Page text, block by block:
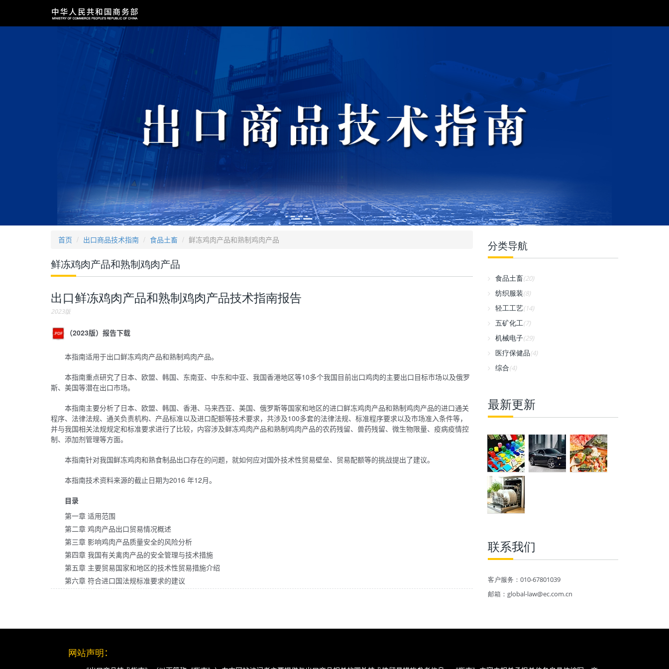
首页 出口商品技术指南 食品土畜 鲜冻鸡肉产品和熟制鸡肉产品
鲜冻鸡肉产品和熟制鸡肉产品
出口鲜冻鸡肉产品和熟制鸡肉产品技术指南报告
2023版
（2023版）报告下载
本指南适用于出口鲜冻鸡肉产品和熟制鸡肉产品。
本指南重点研究了日本、欧盟、韩国、东南亚、中东和中亚、我国香港地区等10多个我国目前出口鸡肉的主要出口目标市场以及俄罗
斯、美国等潜在出口市场。
本指南主要分析了日本、欧盟、韩国、香港、马来西亚、美国、俄罗斯等国家和地区的进口鲜冻鸡肉产品和熟制鸡肉产品的进口通关
程序、法律法规、通关负责机构、产品标准以及进口配额等技术要求，共涉及100多套的法律法规、标准程序要求以及市场准入条件等，
并与我国相关法规规定和标准要求进行了比较，内容涉及鲜冻鸡肉产品和熟制鸡肉产品的农药残留、兽药残留、微生物限量、疫病疫情控
制、添加剂管理等方面。
本指南针对我国鲜冻鸡肉和熟食制品出口存在的问题，就如何应对国外技术性贸易壁垒、贸易配额等的挑战提出了建议。
本指南技术资料来源的截止日期为2016 年12月。
目录
第一章 适用范围
第二章 鸡肉产品出口贸易情况概述
第三章 影响鸡肉产品质量安全的风险分析
第四章 我国有关禽肉产品的安全管理与技术措施
第五章 主要贸易国家和地区的技术性贸易措施介绍
第六章 符合进口国法规标准要求的建议
分类导航
食品土畜(20)
纺织服装(8)
轻工工艺(14)
五矿化工(7)
机械电子(29)
医疗保健品(4)
综合(4)
最新更新
联系我们
客户服务：010-67801039
邮箱：global-law@ec.com.cn
网站声明 ：